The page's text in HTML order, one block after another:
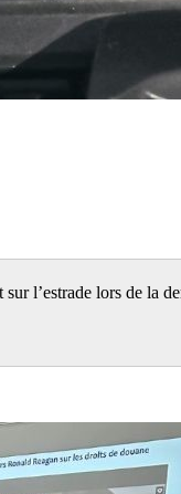
sur l’estrade lors de la